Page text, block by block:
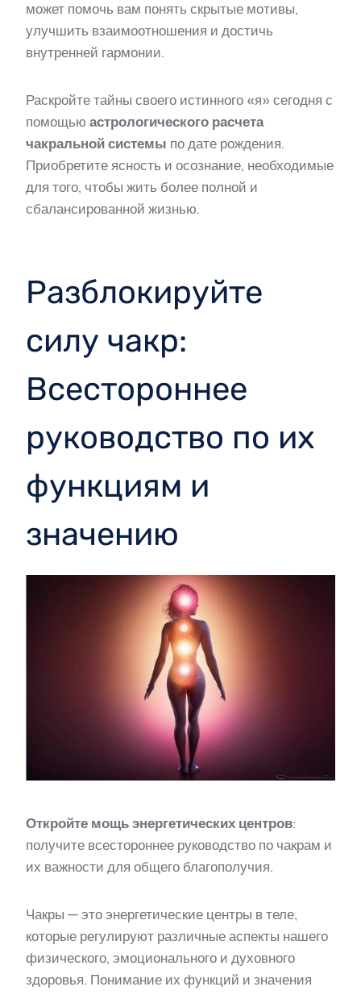
может помочь вам понять скрытые мотивы,
улучшить взаимоотношения и достичь
внутренней гармонии.
Раскройте тайны своего истинного «я» сегодня с
помощью астрологического расчета
чакральной системы по дате рождения.
Приобретите ясность и осознание, необходимые
для того, чтобы жить более полной и
сбалансированной жизнью.
Разблокируйте
силу чакр:
Всестороннее
руководство по их
функциям и
значению
Откройте мощь энергетических центров:
получите всестороннее руководство по чакрам и
их важности для общего благополучия.
Чакры — это энергетические центры в теле,
которые регулируют различные аспекты нашего
физического, эмоционального и духовного
здоровья. Понимание их функций и значения